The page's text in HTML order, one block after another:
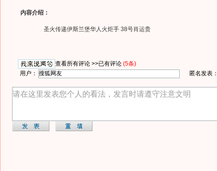
内容介绍：
圣火传递伊斯兰堡华人火炬手 38号肖运贵
查看所有评论 >>已有评论 (5条)
用户：
匿名发表